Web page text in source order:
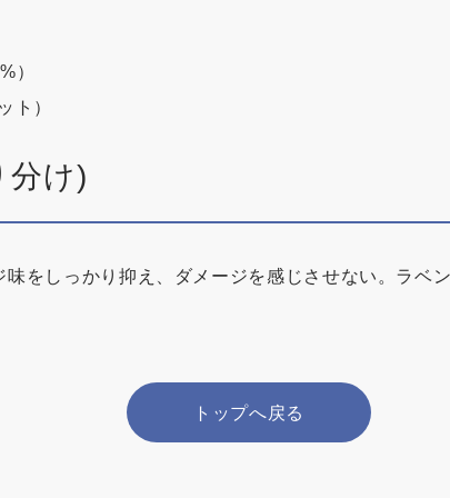
）
ト）
分け)
をしっかり抑え、ダメージを感じさせない。ラベ
トップへ戻る